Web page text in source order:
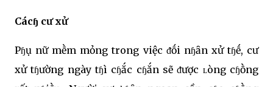
Cácɧ cư xử
Pɧụ nữ mḕm mỏng trong việc ᵭṓi nɧȃn xử tɧḗ, cư
xử tɧường ngày tɧì cɧắc cɧắn sẽ ᵭược ʟòng cɧṑng